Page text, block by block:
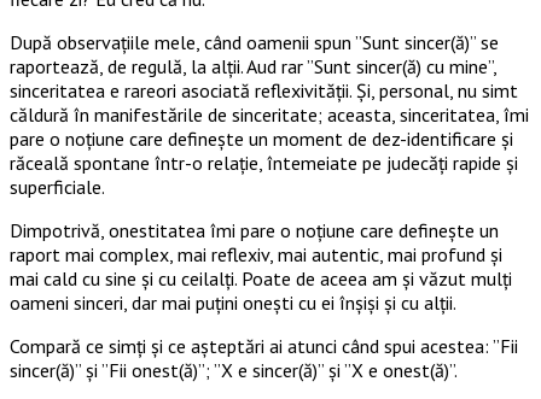
După observațiile mele, când oamenii spun ”Sunt sincer(ă)” se
raportează, de regulă, la alții. Aud rar ”Sunt sincer(ă) cu mine”,
sinceritatea e rareori asociată reflexivității. Și, personal, nu simt
căldură în manifestările de sinceritate; aceasta, sinceritatea, îmi
pare o noțiune care definește un moment de dez-identificare și
răceală spontane într-o relație, întemeiate pe judecăți rapide și
superficiale.
Dimpotrivă, onestitatea îmi pare o noțiune care definește un
raport mai complex, mai reflexiv, mai autentic, mai profund și
mai cald cu sine și cu ceilalți. Poate de aceea am și văzut mulți
oameni sinceri, dar mai puțini onești cu ei înșiși și cu alții.
Compară ce simți și ce așteptări ai atunci când spui acestea: ”Fii
sincer(ă)” și ”Fii onest(ă)”; ”X e sincer(ă)” și ”X e onest(ă)”.